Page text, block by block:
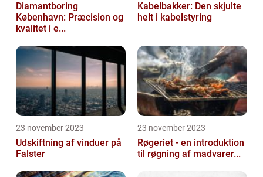
Diamantboring
København: Præcision og
kvalitet i e...
Kabelbakker: Den skjulte
helt i kabelstyring
23 november 2023
Udskiftning af vinduer på
Falster
23 november 2023
Røgeriet - en introduktion
til røgning af madvarer...